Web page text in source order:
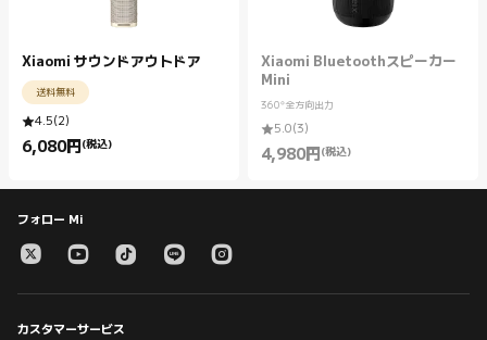
Xiaomi サウンドアウトドア
送料無料
4.5(2)
6,080円 (税込)
Current Price 円6080.00
Xiaomi Bluetoothスピーカー
Mini
360°全方向出力
5.0(3)
4,980円 (税込)
Current Price 円4980.00
フォロー Mi
カスタマーサービス